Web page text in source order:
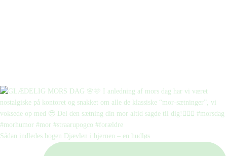
Sådan indledes bogen Djævlen i hjernen – en hudløs